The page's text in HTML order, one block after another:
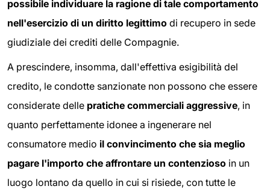
possibile individuare la ragione di tale comportamento
nell'esercizio di un diritto legittimo di recupero in sede
giudiziale dei crediti delle Compagnie.
A prescindere, insomma, dall'effettiva esigibilità del
credito, le condotte sanzionate non possono che essere
considerate delle pratiche commerciali aggressive, in
quanto perfettamente idonee a ingenerare nel
consumatore medio il convincimento che sia meglio
pagare l'importo che affrontare un contenzioso in un
luogo lontano da quello in cui si risiede, con tutte le